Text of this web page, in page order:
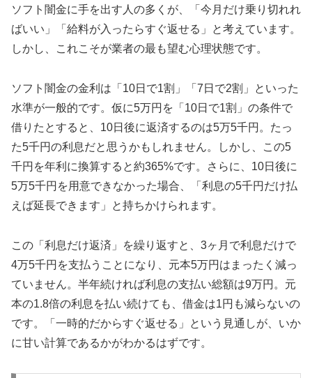
ソフト闇金に手を出す人の多くが、「今月だけ乗り切れれ
ばいい」「給料が入ったらすぐ返せる」と考えています。
しかし、これこそが業者の最も望む心理状態です。
ソフト闇金の金利は「10日で1割」「7日で2割」といった
水準が一般的です。仮に5万円を「10日で1割」の条件で
借りたとすると、10日後に返済するのは5万5千円。たっ
た5千円の利息だと思うかもしれません。しかし、この5
千円を年利に換算すると約365%です。さらに、10日後に
5万5千円を用意できなかった場合、「利息の5千円だけ払
えば延長できます」と持ちかけられます。
この「利息だけ返済」を繰り返すと、3ヶ月で利息だけで
4万5千円を支払うことになり、元本5万円はまったく減っ
ていません。半年続ければ利息の支払い総額は9万円。元
本の1.8倍の利息を払い続けても、借金は1円も減らないの
です。「一時的だからすぐ返せる」という見通しが、いか
に甘い計算であるかがわかるはずです。